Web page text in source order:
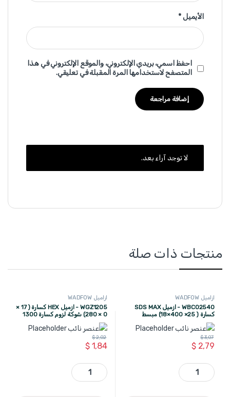
الأيميل*
احفظ اسمي، بريدي الإلكتروني، والموقع الإلكتروني في هذا
المتصفح لاستخدامها المرة المقبلة في تعليقي.
لا توجد آراء بعد.
منتجات ذات صلة
ازاميل WADFOW
WBC02540 - ازميل SDS MAX
كسارة ( 25× 400×18) مبسط
WADFOW
$2,79
$3,07
WBC02540 - ازميل SDS MAX كسارة ( 25× 400×18) مبسط WADFOW quantity
ازاميل WADFOW
WGZ1205 - ازميل HEX كسارة ( 17 ×
0 × 280) شوكة لزوم كسارة 1300
واط WADFOW
$1,84
$2,02
WGZ1205 - ازميل HEX كسارة ( 17 × 0 × 280) شوكة لزوم كسارة 1300 واط WADFOW quantity